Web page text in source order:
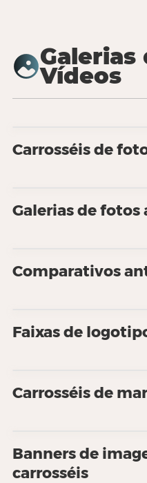
Galerias
Vídeos
Carrosséis de
Galerias de fotos
Comparativos
Faixas de
Carrosséis de
Banners de
carrosséis